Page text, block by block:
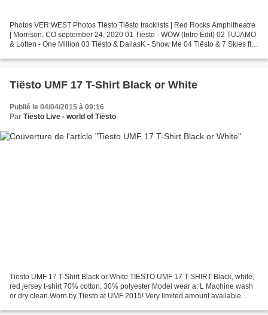
Photos VER:WEST Photos Tiësto Tiësto tracklists | Red Rocks Amphitheatre
| Morrison, CO september 24, 2020 01 Tiësto - WOW (Intro Edit) 02 TUJAMO
& Lotten - One Million 03 Tiësto & DallasK - Show Me 04 Tiësto & 7 Skies ft ...
Tiësto UMF 17 T-Shirt Black or White
Publié le 04/04/2015 à 09:16
Par Tiësto Live - world of Tiësto
Tiësto UMF 17 T-Shirt Black or White TIËSTO UMF 17 T-SHIRT Black, white,
red jersey t-shirt 70% cotton, 30% polyester Model wear a: L Machine wash
or dry clean Worn by Tiësto at UMF 2015! Very limited amount available